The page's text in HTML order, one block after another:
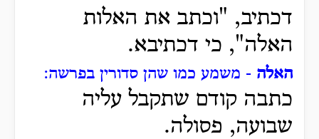
דכתיב, "וכתב את האלות
האלה", כי דכתיבא.
האלה - משמע כמו שהן סדורין בפרשה:
כתבה קודם שתקבל עליה
שבועה, פסולה.